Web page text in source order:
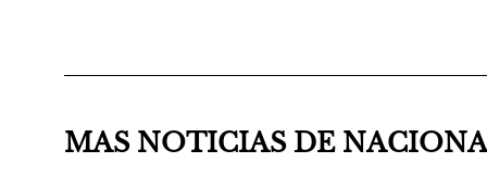
MAS NOTICIAS DE